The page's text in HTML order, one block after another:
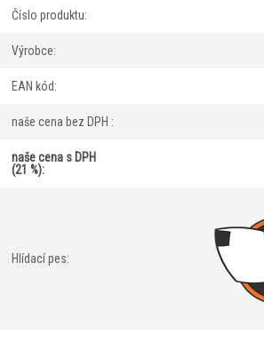
Číslo produktu:
Výrobce:
EAN kód:
naše cena bez DPH :
naše cena s DPH
(21 %):
Hlídací pes: